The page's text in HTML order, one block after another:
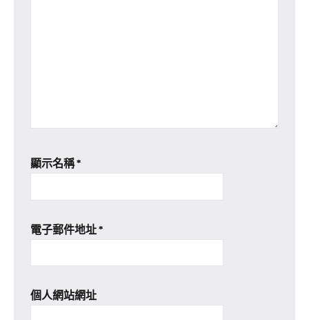
顯示名稱*
電子郵件地址*
個人網站網址